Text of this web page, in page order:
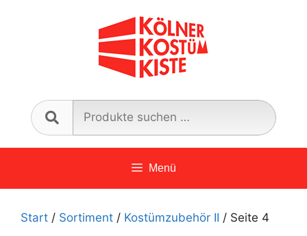
nach:
Menü
Start / Sortiment / Kostümzubehör II / Seite 4